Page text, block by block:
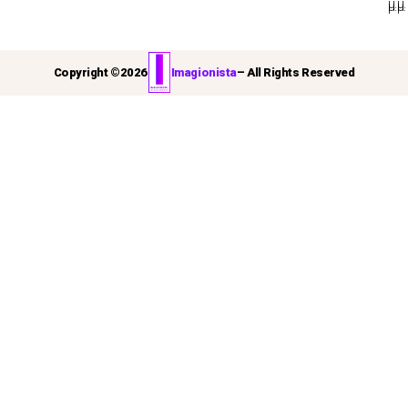
μ.μ.
μ.μ.
Copyright ©2026 Imagionista– All Rights Reserved